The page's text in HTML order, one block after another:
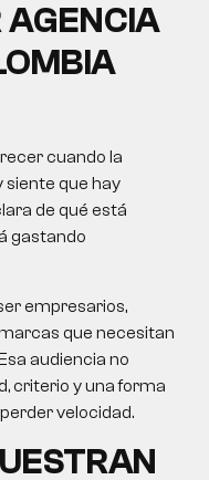
AGENCIA
cuando la
siente que hay
de qué está
gastando
empresarios,
que necesitan
audiencia no
criterio y una forma
velocidad.